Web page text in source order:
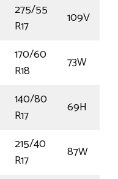
275/55
R17
109V
170/60
R18
73W
140/80
R17
69H
215/40
R17
87W